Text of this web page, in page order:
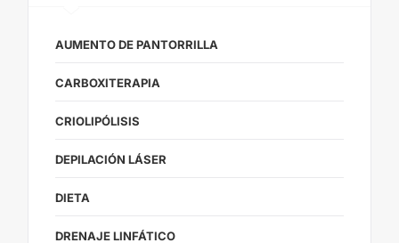
AUMENTO DE PANTORRILLA
CARBOXITERAPIA
CRIOLIPÓLISIS
DEPILACIÓN LÁSER
DIETA
DRENAJE LINFÁTICO